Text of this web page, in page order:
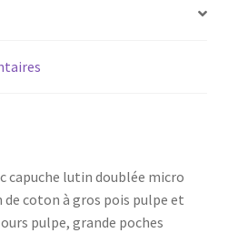
capuche lutin doublée micro
coton à gros pois pulpe et
pulpe, grande poches